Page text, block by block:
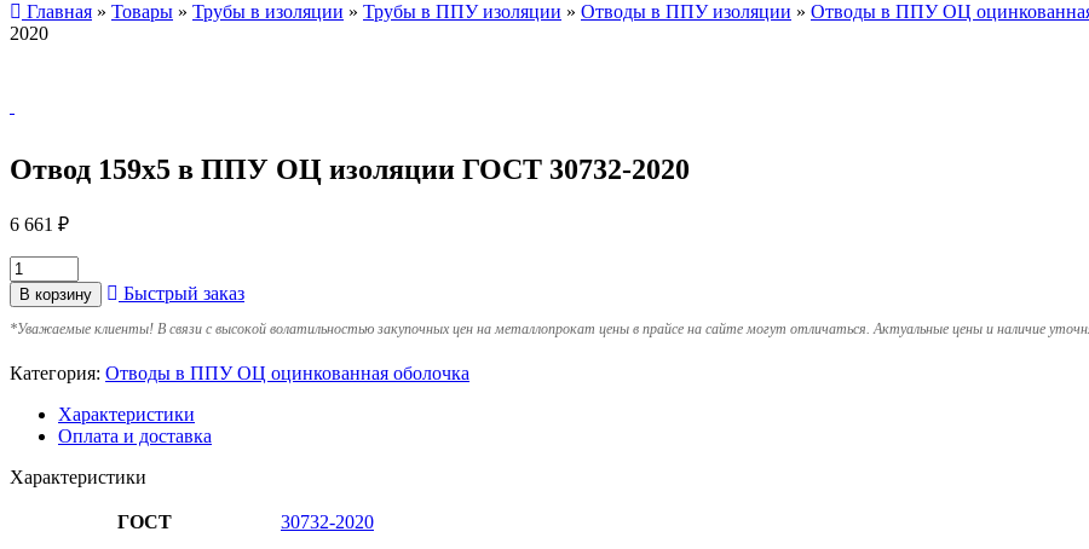
Главная » Товары » Трубы в изоляции » Трубы в ППУ изоляции » Отводы в ППУ изоляции » Отводы в ППУ ОЦ
2020
Отвод 159х5 в ППУ ОЦ изоляции ГОСТ 30732-2020
6 661 ₽
В корзину Быстрый заказ
*Уважаемые клиенты! В связи с высокой волатильностью закупочных цен на металлопрокат цены в прайсе на сайте могут отличаться. Актуальные цены и наличие
Категория: Отводы в ППУ ОЦ оцинкованная оболочка
Характеристики
Оплата и доставка
Характеристики
ГОСТ 30732-2020